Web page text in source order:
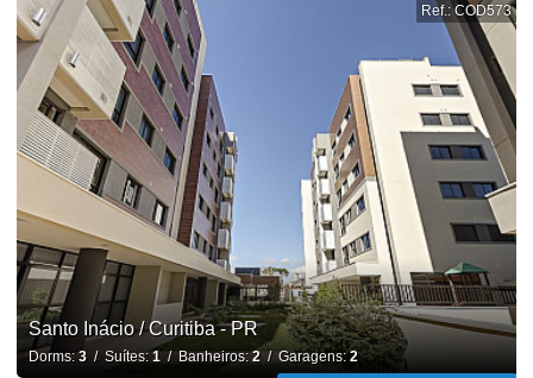
Ref.: COD573
Santo Inácio / Curitiba - PR
Dorms:3/ Suítes: 1/ Banheiros: 2/ Garagens:2